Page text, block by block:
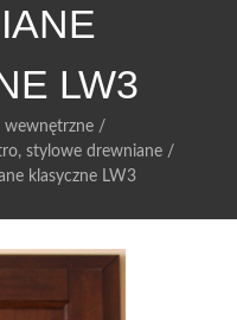
LW3
wewnętrzne/
stylowe drewniane /
klasyczne LW3